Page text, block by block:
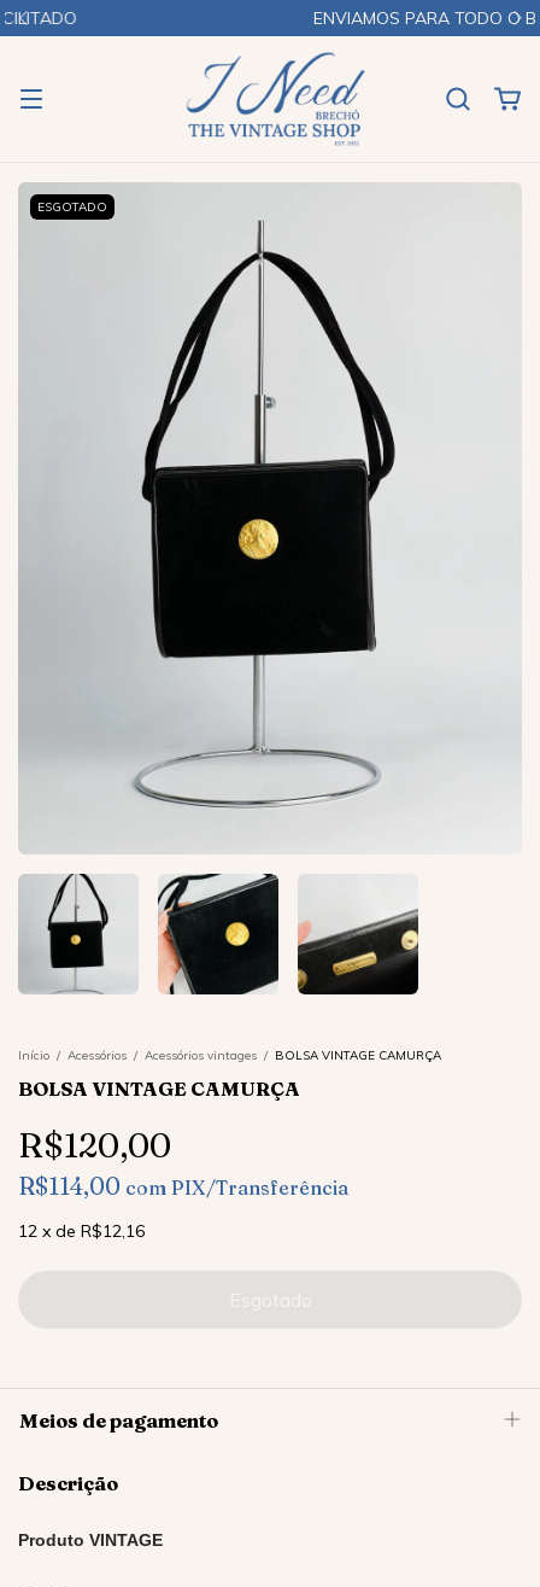
ENVIAMOS PARA TODO O BRASIL
ESGOTADO
Início / Acessórios / Acessórios vintages / BOLSA VINTAGE CAMURÇA
BOLSA VINTAGE CAMURÇA
R$120,00
R$114,00 com PIX/Transferência
12 x de R$12,16
Meios de pagamento
Descrição
Produto VINTAGE